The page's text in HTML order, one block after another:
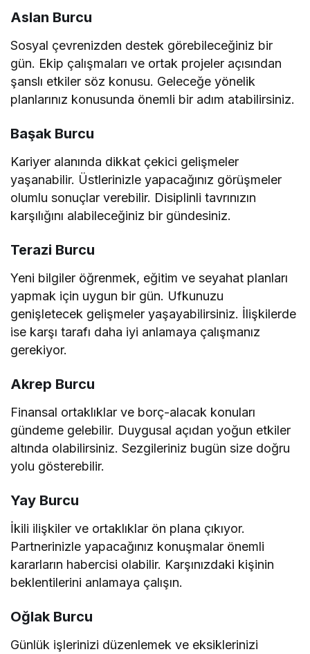
Aslan Burcu
Sosyal çevrenizden destek görebileceğiniz bir
gün. Ekip çalışmaları ve ortak projeler açısından
şanslı etkiler söz konusu. Geleceğe yönelik
planlarınız konusunda önemli bir adım atabilirsiniz.
Başak Burcu
Kariyer alanında dikkat çekici gelişmeler
yaşanabilir. Üstlerinizle yapacağınız görüşmeler
olumlu sonuçlar verebilir. Disiplinli tavrınızın
karşılığını alabileceğiniz bir gündesiniz.
Terazi Burcu
Yeni bilgiler öğrenmek, eğitim ve seyahat planları
yapmak için uygun bir gün. Ufkunuzu
genişletecek gelişmeler yaşayabilirsiniz. İlişkilerde
ise karşı tarafı daha iyi anlamaya çalışmanız
gerekiyor.
Akrep Burcu
Finansal ortaklıklar ve borç-alacak konuları
gündeme gelebilir. Duygusal açıdan yoğun etkiler
altında olabilirsiniz. Sezgileriniz bugün size doğru
yolu gösterebilir.
Yay Burcu
İkili ilişkiler ve ortaklıklar ön plana çıkıyor.
Partnerinizle yapacağınız konuşmalar önemli
kararların habercisi olabilir. Karşınızdaki kişinin
beklentilerini anlamaya çalışın.
Oğlak Burcu
Günlük işlerinizi düzenlemek ve eksiklerinizi